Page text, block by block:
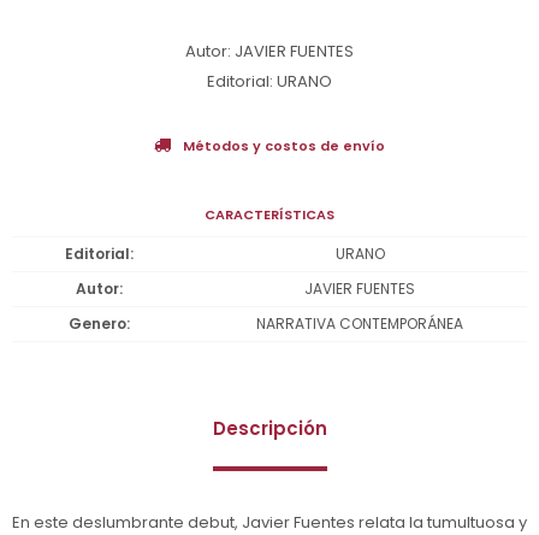
Autor: JAVIER FUENTES
Editorial: URANO
Métodos y costos de envío
CARACTERÍSTICAS
Editorial
URANO
Autor
JAVIER FUENTES
Genero
NARRATIVA CONTEMPORÁNEA
Descripción
En este deslumbrante debut, Javier Fuentes relata la tumultuosa y